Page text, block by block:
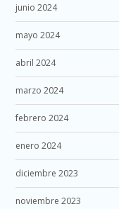
junio 2024
mayo 2024
abril 2024
marzo 2024
febrero 2024
enero 2024
diciembre 2023
noviembre 2023